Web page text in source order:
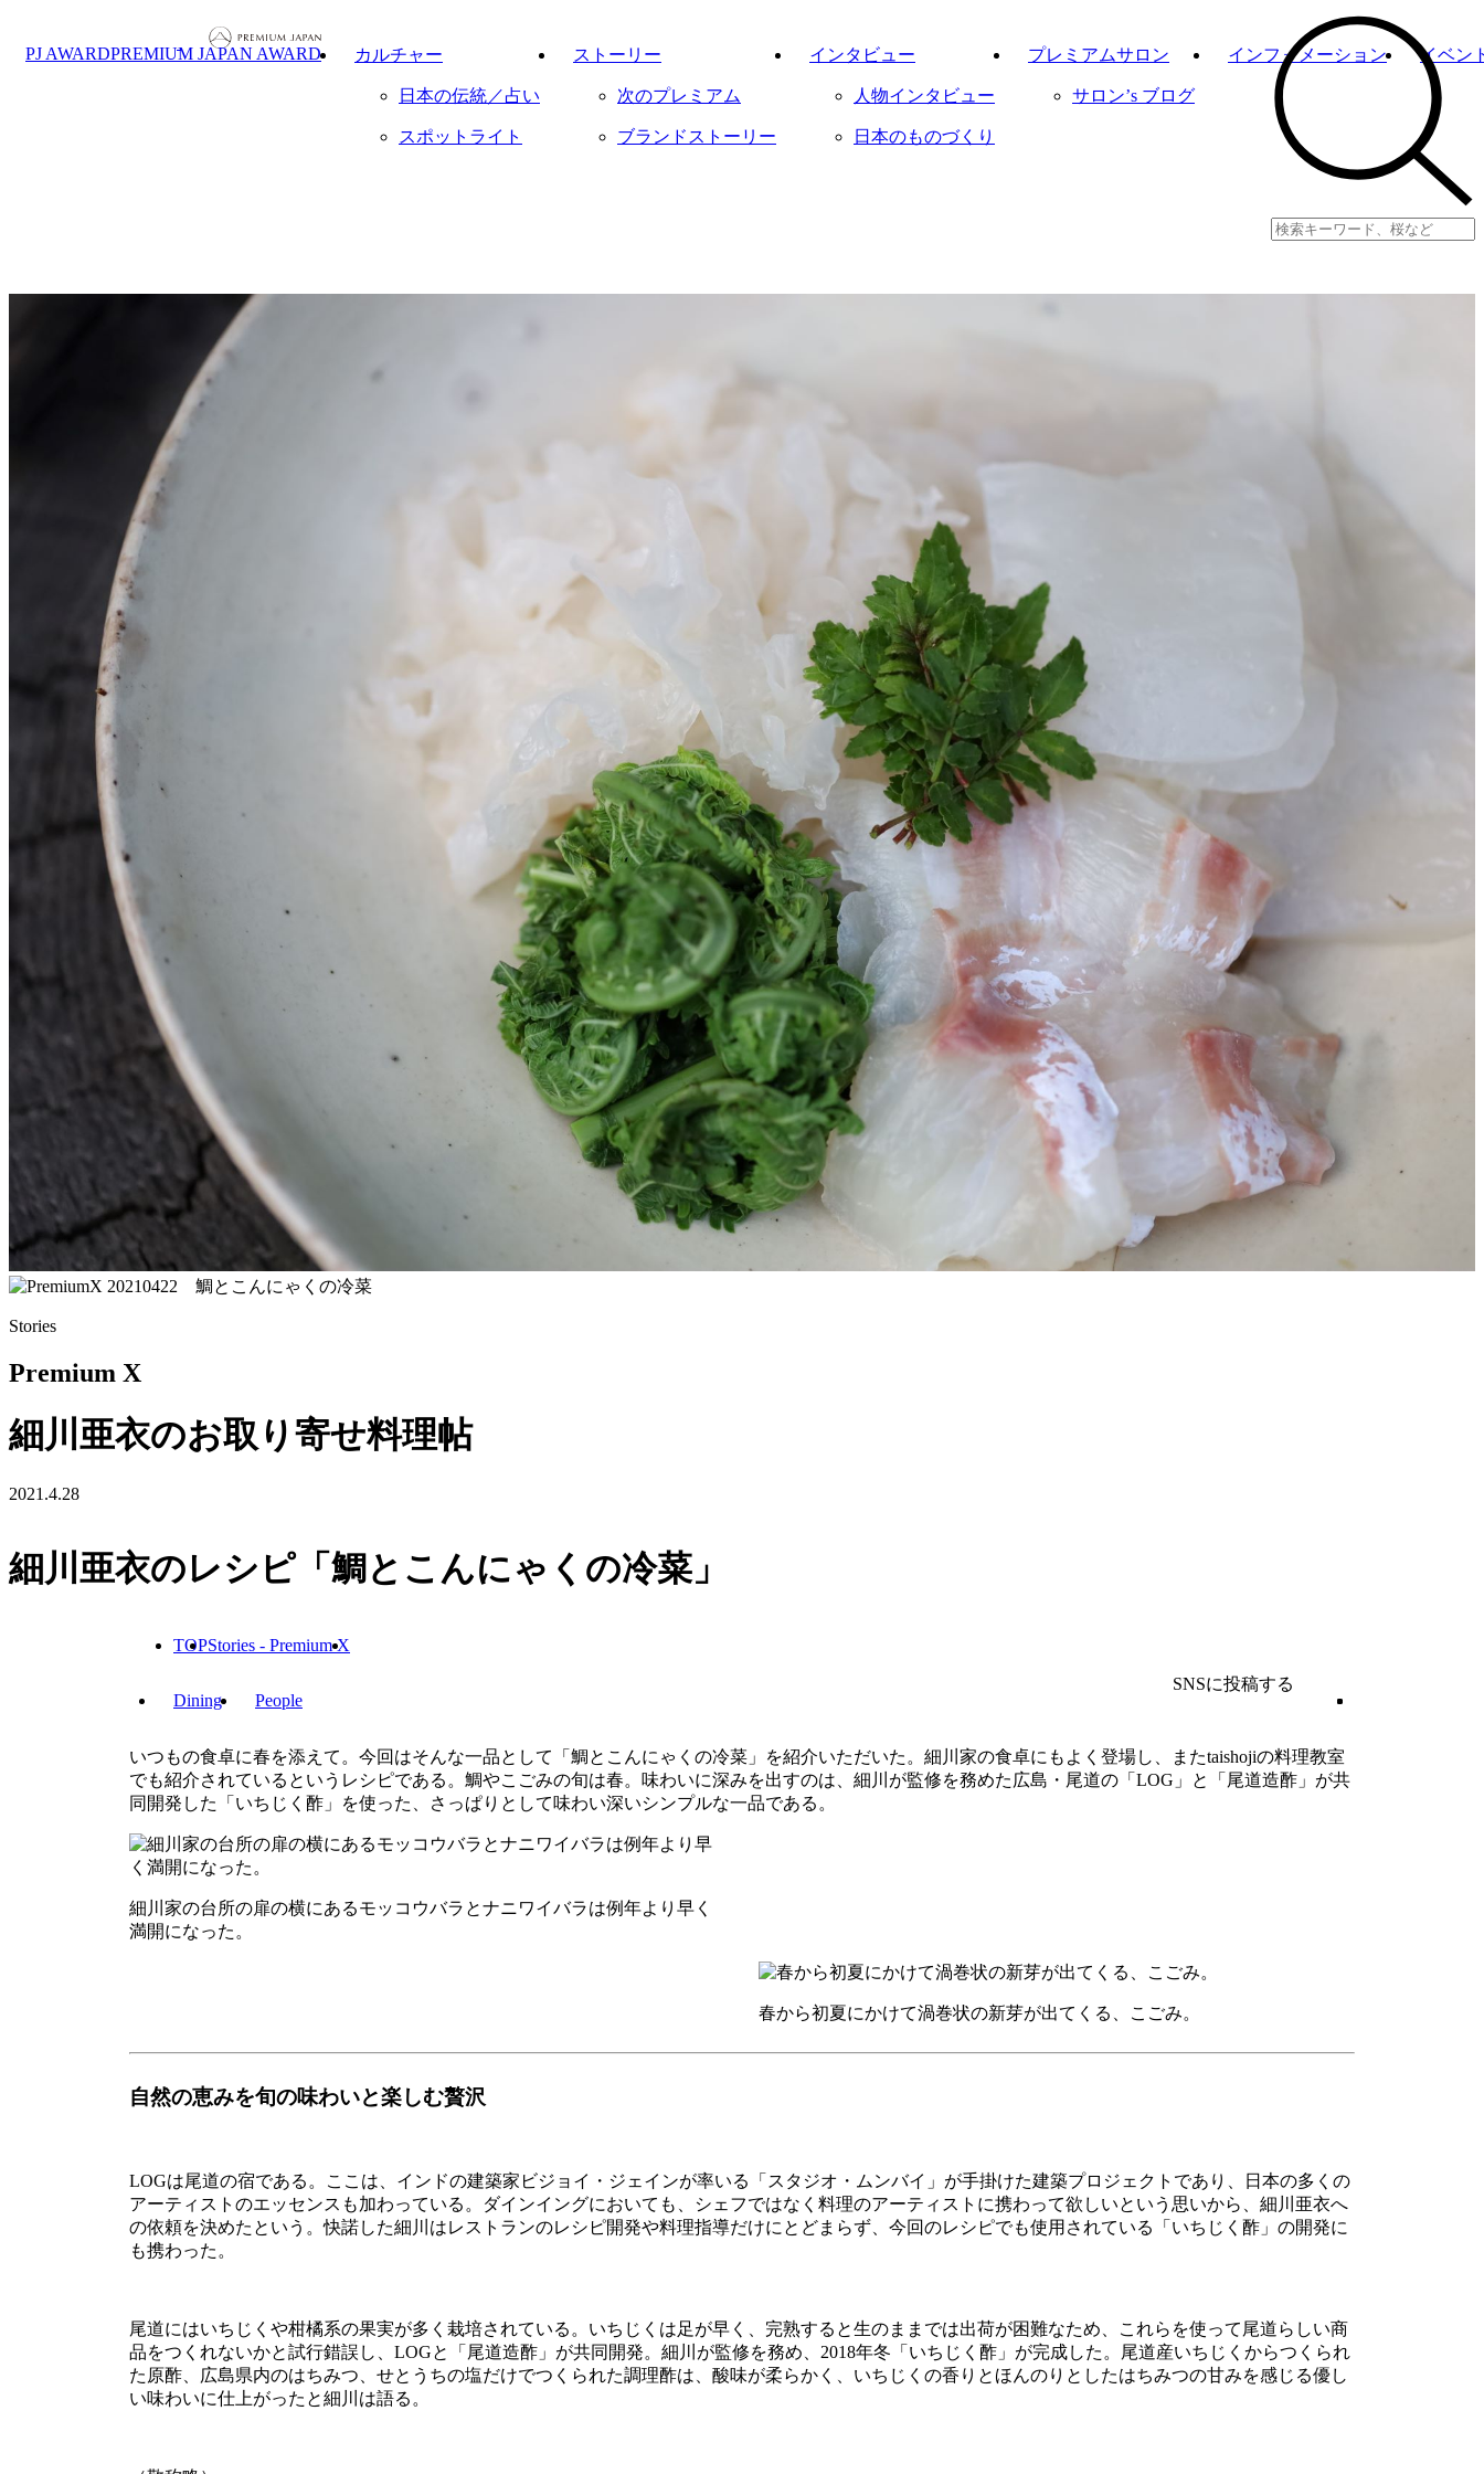
PJ AWARDPREMIUM JAPAN AWARD カルチャー
日本の伝統／占い
スポットライト
ストーリー
次のプレミアム
ブランドストーリー
インタビュー
人物インタビュー
日本のものづくり
プレミアムサロン
サロン’s ブログ
インフォメーション イベン
Stories
Premium X
細川亜衣のお取り寄せ料理帖
2021.4.28
細川亜衣のレシピ「鯛とこんにゃくの冷菜」
TOPStories - Premium X
Dining People
SNSに投稿する
いつもの食卓に春を添えて。今回はそんな一品として「鯛とこんにゃくの冷菜」を紹介いただいた。細川家の食卓にもよく登場し、またtaishojiの料理教室
でも紹介されているというレシピである。鯛やこごみの旬は春。味わいに深みを出すのは、細川が監修を務めた広島・尾道の「LOG」と「尾道造酢」が共
同開発した「いちじく酢」を使った、さっぱりとして味わい深いシンプルな一品である。
細川家の台所の扉の横にあるモッコウバラとナニワイバラは例年より早く
満開になった。
春から初夏にかけて渦巻状の新芽が出てくる、こごみ。
自然の恵みを旬の味わいと楽しむ贅沢
LOGは尾道の宿である。ここは、インドの建築家ビジョイ・ジェインが率いる「スタジオ・ムンバイ」が手掛けた建築プロジェクトであり、日本の多くの
アーティストのエッセンスも加わっている。ダインイングにおいても、シェフではなく料理のアーティストに携わって欲しいという思いから、細川亜衣へ
の依頼を決めたという。快諾した細川はレストランのレシピ開発や料理指導だけにとどまらず、今回のレシピでも使用されている「いちじく酢」の開発に
も携わった。
尾道にはいちじくや柑橘系の果実が多く栽培されている。いちじくは足が早く、完熟すると生のままでは出荷が困難なため、これらを使って尾道らしい商
品をつくれないかと試行錯誤し、LOGと「尾道造酢」が共同開発。細川が監修を務め、2018年冬「いちじく酢」が完成した。尾道産いちじくからつくられ
た原酢、広島県内のはちみつ、せとうちの塩だけでつくられた調理酢は、酸味が柔らかく、いちじくの香りとほんのりとしたはちみつの甘みを感じる優し
い味わいに仕上がったと細川は語る。